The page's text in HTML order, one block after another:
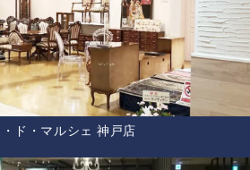
・ド・マルシェ 神戸店